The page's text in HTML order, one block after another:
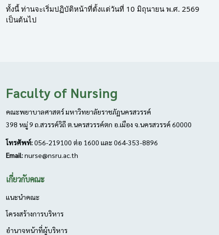
ทั้งนี้ ท่านจะเริ่มปฏิบัติหน้าที่ตั้งแต่วันที่ 10 มิถุนายน พ.ศ. 2569
เป็นต้นไป
Faculty of Nursing
คณะพยาบาลศาสตร์ มหาวิทยาลัยราชภัฏนครสวรรค์
398 หมู่ 9 ถ.สวรรค์วิถี ต.นครสวรรค์ตก อ.เมือง จ.นครสวรรค์ 60000
โทรศัพท์:056-219100 ต่อ 1600 และ 064-353-8896
Email:nurse@nsru.ac.th
เกี่ยวกับคณะ
แนะนำคณะ
โครงสร้างการบริหาร
อำนาจหน้าที่ผู้บริหาร